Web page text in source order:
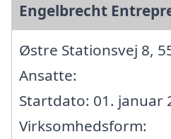
Engelbrecht
Østre Stationsvej 8,
Ansatte:
Startdato: 01. januar
Virksomhedsform: